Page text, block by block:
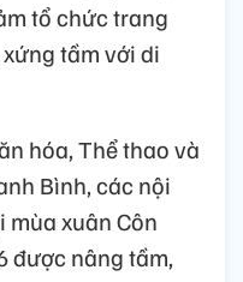
tổ chức trang
tầm với di
hóa, Thể thao và
Bình, các nội
xuân Côn
được nâng tầm,